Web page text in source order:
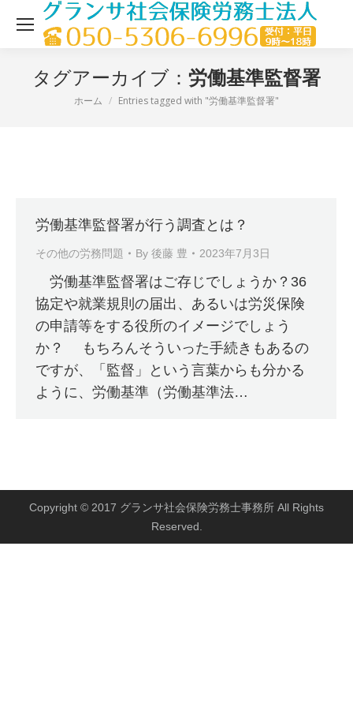
タグアーカイブ： 労働基準監督署
現在地：
ホーム Entries tagged with "労働基準監督署"
労働基準監督署が行う調査とは？
その他の労務問題 By 後藤 豊 2023年7月3日
労働基準監督署はご存じでしょうか？36
協定や就業規則の届出、あるいは労災保険
の申請等をする役所のイメージでしょう
か？ もちろんそういった手続きもあるの
ですが、「監督」という言葉からも分かる
ように、労働基準（労働基準法…
Copyright © 2017 グランサ社会保険労務士事務所 All Rights
Reserved.